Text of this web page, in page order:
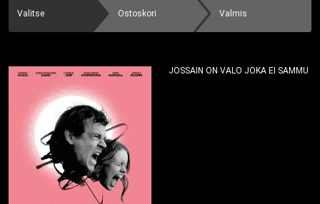
Valitse Ostoskori Valmis
JOSSAIN ON VALO JOKA EI SAMMU